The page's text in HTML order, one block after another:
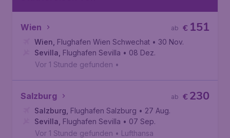
Wien € 151
ab
Wien Flughafen Wien Schwechat • 30 Nov.
Sevilla Flughafen Sevilla • 08 Dez.
Vor 1 Stunde gefunden •
Salzburg €230
ab
Salzburg Flughafen Salzburg • 27 Aug.
Sevilla Flughafen Sevilla • 07 Sep.
Vor 1 Stunde gefunden • Lufthansa